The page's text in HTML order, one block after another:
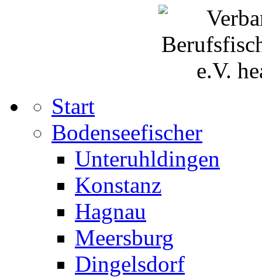
Start
Bodenseefischer
Unteruhldingen
Konstanz
Hagnau
Meersburg
Dingelsdorf